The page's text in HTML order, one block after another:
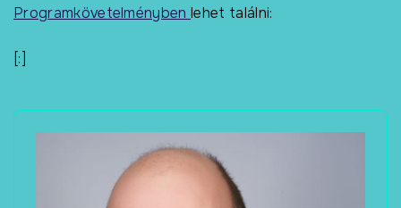
Programkövetelménybenlehet találni:
[:]